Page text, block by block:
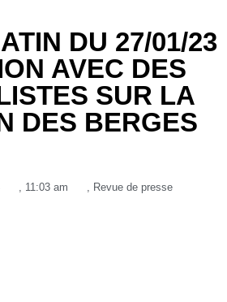
DU 27/01/23
AVEC DES
SUR LA
DES BERGES
, 11:03 am , Revue de presse